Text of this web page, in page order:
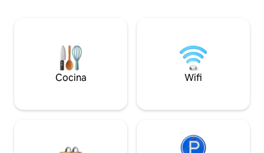
locales: Seaside (5 minutos), Cannon
Beach (15 minutos), el naufragio del
Peter Iredale (15 minutos), la casa de
comedor al aire
barril + tina de
🏓 Disc golf,
Cocina Wifi